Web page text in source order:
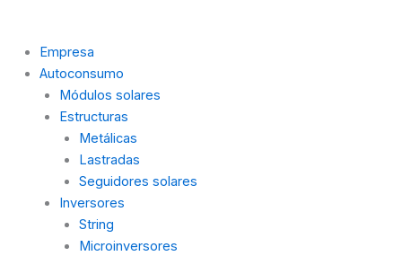
Empresa
Autoconsumo
Módulos solares
Estructuras
Metálicas
Lastradas
Seguidores solares
Inversores
String
Microinversores